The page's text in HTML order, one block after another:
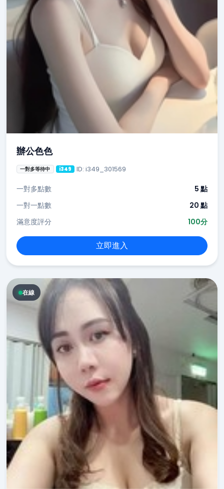
辦公色色
一對多等待中 i349 ID: i349_301569
一對多點數
5 點
一對一點數
20 點
滿意度評分
100分
立即進入
在線